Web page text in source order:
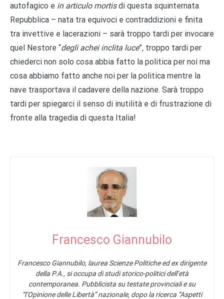
autofagico e in articulo mortisdi questa squinternata
Repubblica – nata tra equivoci e contraddizioni e finita
tra invettive e lacerazioni – sarà troppo tardi per invocare
quel Nestore “degli achei inclita luce”, troppo tardi per
chiederci non solo cosa abbia fatto la politica per noi ma
cosa abbiamo fatto anche noi per la politica mentre la
nave trasportava il cadavere della nazione. Sarà troppo
tardi per spiegarci il senso di inutilità e di frustrazione di
fronte alla tragedia di questa Italia!
Francesco Giannubilo
Francesco Giannubilo, laurea Scienze Politiche ed ex dirigente
della P.A., si occupa di studi storico-politici dell’età
contemporanea. Pubblicista su testate provinciali e su
“l’Opinione delle Libertà” nazionale, dopo la ricerca “Aspetti